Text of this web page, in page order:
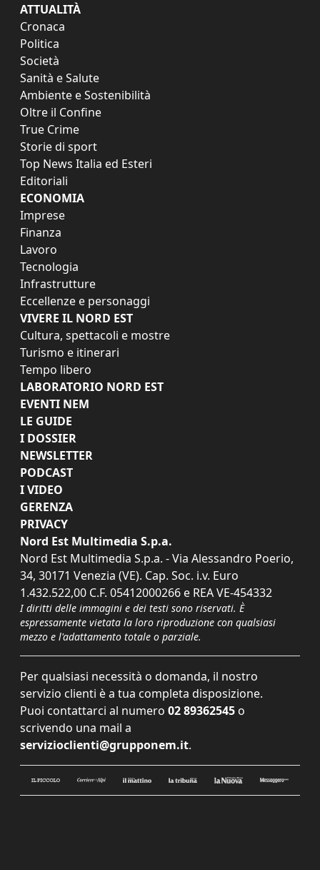
ATTUALITÀ
Cronaca
Politica
Società
Sanità e Salute
Ambiente e Sostenibilità
Oltre il Confine
True Crime
Storie di sport
Top News Italia ed Esteri
Editoriali
ECONOMIA
Imprese
Finanza
Lavoro
Tecnologia
Infrastrutture
Eccellenze e personaggi
VIVERE IL NORD EST
Cultura, spettacoli e mostre
Turismo e itinerari
Tempo libero
LABORATORIO NORD EST
EVENTI NEM
LE GUIDE
I DOSSIER
NEWSLETTER
PODCAST
I VIDEO
GERENZA
PRIVACY
Nord Est Multimedia S.p.a.
Nord Est Multimedia S.p.a. - Via Alessandro Poerio,
34, 30171 Venezia (VE). Cap. Soc. i.v. Euro
1.432.522,00 C.F. 05412000266 e REA VE-454332
I diritti delle immagini e dei testi sono riservati. È
espressamente vietata la loro riproduzione con qualsiasi
mezzo e l'adattamento totale o parziale.
Per qualsiasi necessità o domanda, il nostro
servizio clienti è a tua completa disposizione.
Puoi contattarci al numero 02 89362545 o
scrivendo una mail a
servizioclienti@grupponem.it.